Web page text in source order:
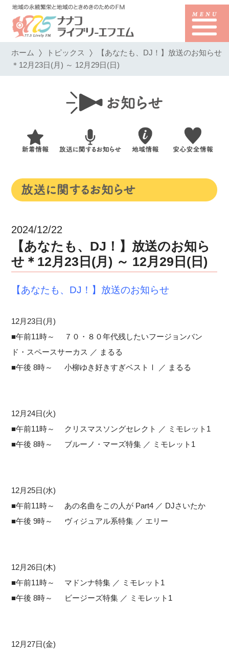
ホーム トピックス 【あなたも、DJ！】放送のお知らせ
＊12月23日(月) ～ 12月29日(日)
2024/12/22
【あなたも、DJ！】放送のお知ら
せ＊12月23日(月) ～ 12月29日(日)
【あなたも、DJ！】放送のお知らせ
12月23日(月)
■午前11時～ ７０・８０年代残したいフージョンバン
ド・スペースサーカス ／ まるる
■午後 8時～ 小柳ゆき好きすぎベストⅠ ／ まるる
12月24日(火)
■午前11時～ クリスマスソングセレクト ／ ミモレット1
■午後 8時～ ブルーノ・マーズ特集 ／ ミモレット1
12月25日(水)
■午前11時～ あの名曲をこの人が Part4 ／ DJさいたか
■午後 9時～ ヴィジュアル系特集 ／ エリー
12月26日(木)
■午前11時～ マドンナ特集 ／ ミモレット1
■午後 8時～ ビージーズ特集 ／ ミモレット1
12月27日(金)